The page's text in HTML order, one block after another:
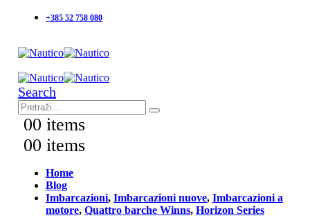
+385 52 758 080
Search
00 items
00 items
Home
Blog
Imbarcazioni, Imbarcazioni nuove, Imbarcazioni a
motore, Quattro barche Winns, Horizon Series